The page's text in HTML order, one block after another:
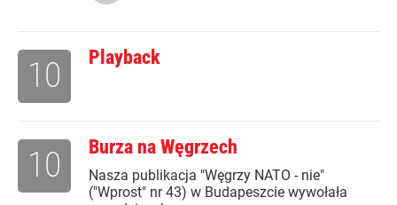
Playback
10
Burza na Węgrzech
Nasza publikacja "Węgrzy NATO - nie"
("Wprost" nr 43) w Budapeszcie wywołała
10